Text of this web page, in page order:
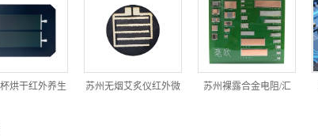
烘干红外养生 苏州无烟艾炙仪红外微 苏州裸露合金电阻/汇